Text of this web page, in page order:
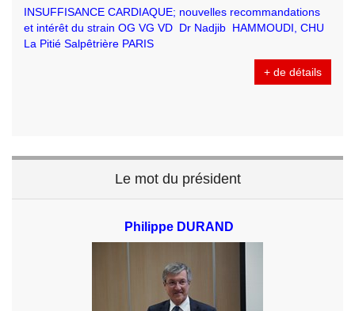
INSUFFISANCE CARDIAQUE; nouvelles recommandations
et intérêt du strain OG VG VD Dr Nadjib HAMMOUDI, CHU
La Pitié Salpêtrière PARIS
+ de détails
Le mot du président
Philippe DURAND